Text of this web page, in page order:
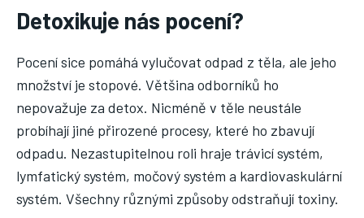
Detoxikuje nás pocení?
Pocení sice pomáhá vylučovat odpad z těla, ale jeho
množství je stopové. Většina odborníků ho
nepovažuje za detox. Nicméně v těle neustále
probíhají jiné přirozené procesy, které ho zbavují
odpadu. Nezastupitelnou roli hraje trávicí systém,
lymfatický systém, močový systém a kardiovaskulární
systém. Všechny různými způsoby odstraňují toxiny.